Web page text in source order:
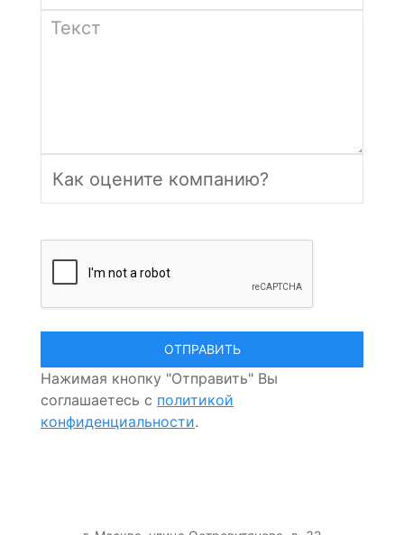
Нажимая кнопку "Отправить" Вы
соглашаетесь с политикой
конфиденциальности.